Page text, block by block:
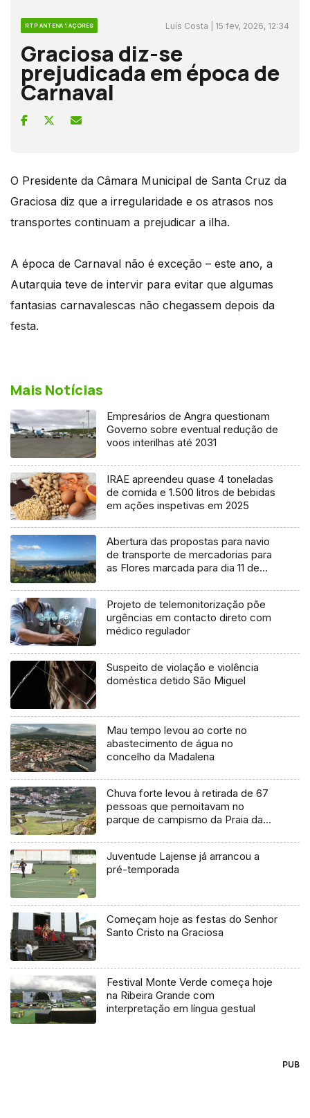
RTP ANTENA 1 AÇORES Luís Costa | 15 fev, 2026, 12:34
Graciosa diz-se
prejudicada em época de
Carnaval
O Presidente da Câmara Municipal de Santa Cruz da
Graciosa diz que a irregularidade e os atrasos nos
transportes continuam a prejudicar a ilha.
A época de Carnaval não é exceção – este ano, a
Autarquia teve de intervir para evitar que algumas
fantasias carnavalescas não chegassem depois da
festa.
Mais Notícias
Empresários de Angra questionam
Governo sobre eventual redução de
voos interilhas até 2031
IRAE apreendeu quase 4 toneladas
de comida e 1.500 litros de bebidas
em ações inspetivas em 2025
Abertura das propostas para navio
de transporte de mercadorias para
as Flores marcada para dia 11 de
Projeto de telemonitorização põe
urgências em contacto direto com
médico regulador
Suspeito de violação e violência
doméstica detido São Miguel
Mau tempo levou ao corte no
abastecimento de água no
concelho da Madalena
Chuva forte levou à retirada de 67
pessoas que pernoitavam no
parque de campismo da Praia da
Juventude Lajense já arrancou a
pré-temporada
Começam hoje as festas do Senhor
Santo Cristo na Graciosa
Festival Monte Verde começa hoje
na Ribeira Grande com
interpretação em língua gestual
PUB